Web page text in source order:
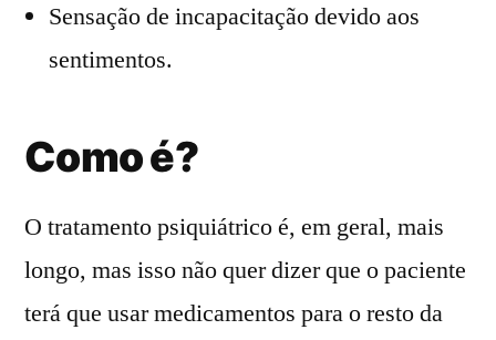
Sensação de incapacitação devido aos
sentimentos.
Como é?
O tratamento psiquiátrico é, em geral, mais
longo, mas isso não quer dizer que o paciente
terá que usar medicamentos para o resto da